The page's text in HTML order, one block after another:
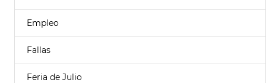
Empleo
Fallas
Feria de Julio